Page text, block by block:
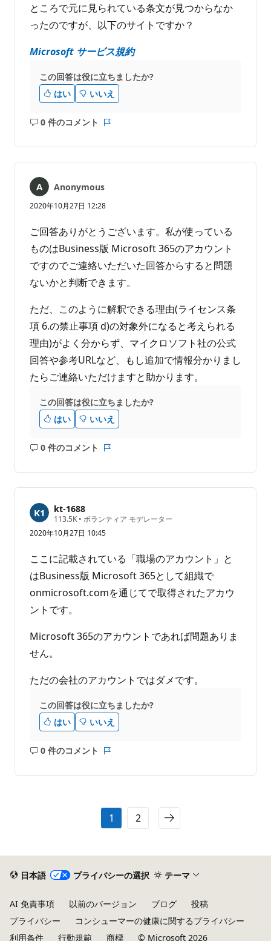
ところで元に見られている条文が見つからなか
ったのですが、以下のサイトですか？
Microsoft サービス規約
この回答は役に立ちましたか?
はい
いいえ
0 件のコメント
コ
ト
あ
り
せ
ん
ト
Anonymous
2020年10月27日 12:28
ご回答ありがとうございます。私が使っている
ものはBusiness版 Microsoft 365のアカウント
ですのでご連絡いただいた回答からすると問題
ないかと判断できます。
ただ、このように解釈できる理由(ライセンス条
項 6.の禁止事項 d)の対象外になると考えられる
理由)がよく分からず、マイクロソフト社の公式
回答や参考URLなど、もし追加で情報分かりまし
たらご連絡いただけますと助かります。
この回答は役に立ちましたか?
はい
いいえ
0 件のコメント
コ
ト
は
あ
り
せ
ト
kt-1688
113.5K 評
価
の
イ
ン
ト
• ボランティア モデレーター
2020年10月27日 10:45
ここに記載されている「職場のアカウント」と
はBusiness版 Microsoft 365として組織で
onmicrosoft.comを通じてで取得されたアカウ
ントです。
Microsoft 365のアカウントであれば問題ありま
せん。
ただの会社のアカウントではダメです。
この回答は役に立ちましたか?
はい
いいえ
0 件のコメント
コ
せ
ん
1 2
日本語 プライバシーの選択 テーマ
AI 免責事項 以前のバージョン ブログ
投稿
プライバシー
コンシューマーの健康に関するプライバシー
利用条件
行動規範 商標 © Microsoft 2026